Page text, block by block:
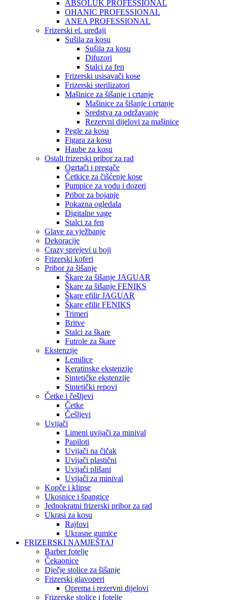
ABSOLUK PROFESSIONAL
OHANIC PROFESSIONAL
ANEA PROFESSIONAL
Frizerski el. uređaji
Sušila za kosu
Sušila za kosu
Difuzori
Stalci za fen
Frizerski usisavači kose
Frizerski sterilizatori
Mašinice za šišanje i crtanje
Mašinice za šišanje i crtanje
Sredstva za održavanje
Rezervni dijelovi za mašinice
Pegle za kosu
Figara za kosu
Haube za kosu
Ostali frizerski pribor za rad
Ogrtači i pregače
Četkice za čišćenje kose
Pumpice za vodu i dozeri
Pribor za bojanje
Pokazna ogledala
Digitalne vage
Stalci za fen
Glave za vježbanje
Dekoracije
Crazy sprejevi u boji
Frizerski koferi
Pribor za šišanje
Škare za šišanje JAGUAR
Škare za šišanje FENIKS
Škare efilir JAGUAR
Škare efilir FENIKS
Trimeri
Britve
Stalci za škare
Futrole za škare
Ekstenzije
Lemilice
Keratinske ekstenzije
Sintetičke ekstenzije
Sintetički repovi
Četke i češljevi
Četke
Češljevi
Uvijači
Limeni uvijači za minival
Papiloti
Uvijači na čičak
Uvijači plastični
Uvijači plišani
Uvijači za minival
Kopče i klipse
Ukosnice i špangice
Jednokratni frizerski pribor za rad
Ukrasi za kosu
Rajfovi
Ukrasne gumice
FRIZERSKI NAMJEŠTAJ
Barber fotelje
Čekaonice
Dječje stolice za šišanje
Frizerski glavoperi
Oprema i rezervni dijelovi
Frizerske stolice i fotelje